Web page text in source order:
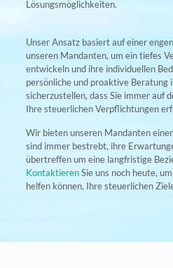
Lösungsmöglichkeiten.
Unser Ansatz basiert auf einer
unseren Mandanten, um ein tiefes
entwickeln und ihre individuellen
persönliche und proaktive Beratung
sicherzustellen, dass Sie immer auf
Ihre steuerlichen Verpflichtungen
Wir bieten unseren Mandanten
sind immer bestrebt, ihre
übertreffen um eine langfristige
KontaktierenSie uns noch heute,
helfen können, Ihre steuerlichen